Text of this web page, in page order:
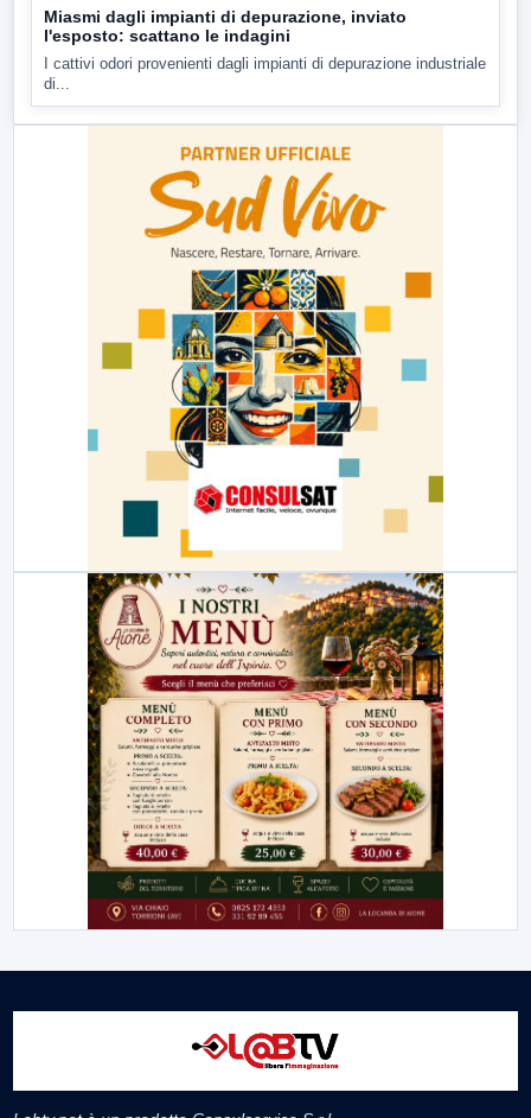
Miasmi dagli impianti di depurazione, inviato
l'esposto: scattano le indagini
I cattivi odori provenienti dagli impianti di depurazione industriale
di...